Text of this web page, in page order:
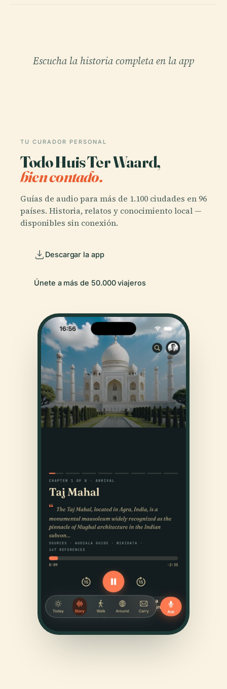
Escucha la historia completa en la app
TU CURADOR PERSONAL
Todo Huis Ter Waard,
bien contado.
Guías de audio para más de 1.100 ciudades en 96
países. Historia, relatos y conocimiento local —
disponibles sin conexión.
Descargar la app
Únete a más de 50.000 viajeros